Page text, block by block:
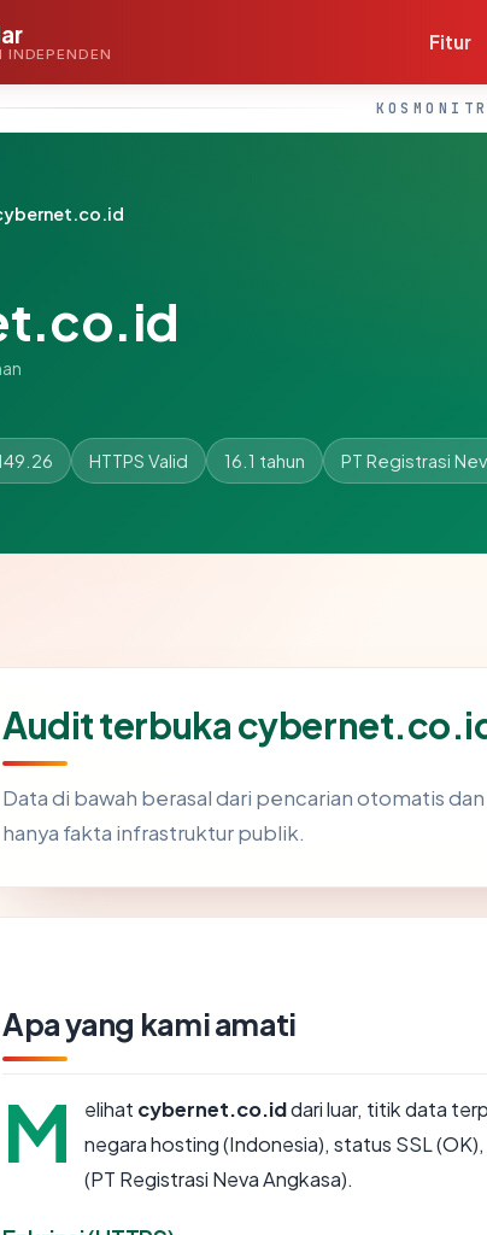
Fitur
HTTPS Valid 16.1 tahun PT Registrasi
Audit terbuka
Data di bawah berasal dari pencarian otomatis
hanya fakta infrastruktur publik.
Apa yang kami amati
M elihat cybernet.co.iddari luar, titik data
negara hosting (Indonesia), status SSL
(PT Registrasi Neva Angkasa).